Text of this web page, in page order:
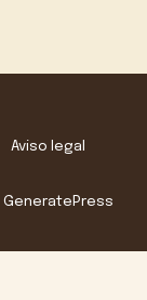
Aviso legal
GeneratePress